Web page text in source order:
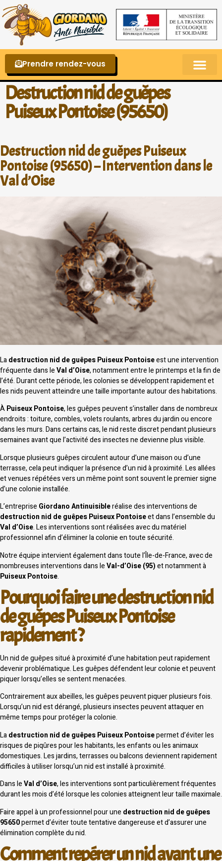
Prendre rendez-vous
Destruction nid de guêpes
Puiseux Pontoise (95650)
Destruction nid de guêpes Puiseux
Pontoise (95650) – Intervention dans le
Val d’Oise
Ladestruction nid de guêpes Puiseux Pontoiseest une intervention
fréquente dans leVal d’Oise, notamment entre le printemps et la fin de
l’été. Durant cette période, les colonies se développent rapidement et
les nids peuvent atteindre une taille importante autour des habitations.
ÀPuiseux Pontoise, les guêpes peuvent s’installer dans de nombreux
endroits : toiture, combles, volets roulants, arbres du jardin ou encore
dans les murs. Dans certains cas, le nid reste discret pendant plusieurs
semaines avant que l’activité des insectes ne devienne plus visible.
Lorsque plusieurs guêpes circulent autour d’une maison ou d’une
terrasse, cela peut indiquer la présence d’un nid à proximité. Les allées
et venues répétées vers un même point sont souvent le premier signe
d’une colonie installée.
L’entreprise Giordano Antinuisibleréalise des interventions de
destruction nid de guêpes Puiseux Pontoiseet dans l’ensemble du
Val d’Oise. Les interventions sont réalisées avec du matériel
professionnel afin d’éliminer la colonie en toute sécurité.
Notre équipe intervient également dans toute l’Île-de-France, avec de
nombreuses interventions dans leVal-d’Oise (95)et notamment à
Puiseux Pontoise.
Pourquoi faire une destruction nid
de guêpes Puiseux Pontoise
rapidement ?
Un nid de guêpes situé à proximité d’une habitation peut rapidement
devenir problématique. Les guêpes défendent leur colonie et peuvent
piquer lorsqu’elles se sentent menacées.
Contrairement aux abeilles, les guêpes peuvent piquer plusieurs fois.
Lorsqu’un nid est dérangé, plusieurs insectes peuvent attaquer en
même temps pour protéger la colonie.
Ladestruction nid de guêpes Puiseux Pontoisepermet d’éviter les
risques de piqûres pour les habitants, les enfants ou les animaux
domestiques. Les jardins, terrasses ou balcons deviennent rapidement
difficiles à utiliser lorsqu’un nid est installé à proximité.
Dans leVal d’Oise, les interventions sont particulièrement fréquentes
durant les mois d’été lorsque les colonies atteignent leur taille maximale.
Faire appel à un professionnel pour une destruction nid de guêpes
95650permet d’éviter toute tentative dangereuse et d’assurer une
élimination complète du nid.
Comment repérer un nid avant une